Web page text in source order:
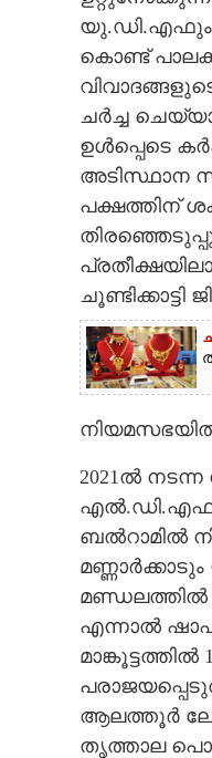
യു.ഡി.എഫും
കൊണ്ട്
ചർച്ച
ഉൾപ്പെടെ
അടിസ്ഥാന
പക്ഷത്തിന്
2021ൽ
എൽ.ഡി.എഫ്
ബൽറാമിൽ
മണ്ഡലത്തിൽ
എന്നാൽ
ആലത്തൂർ
തൃത്താല